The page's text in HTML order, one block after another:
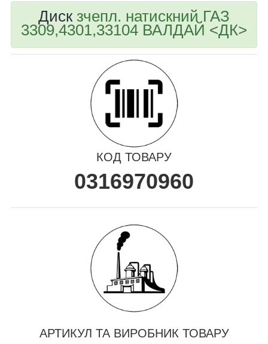
Диск зчепл. натискний ГАЗ
3309,4301,33104 ВАЛДАЙ <ДК>
КОД ТОВАРУ
0316970960
АРТИКУЛ ТА ВИРОБНИК ТОВАРУ